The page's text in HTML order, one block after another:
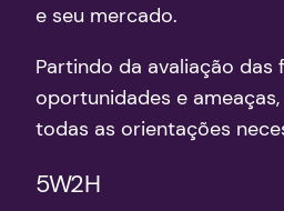
e seu mercado.
Partindo da avaliação das
oportunidades e
todas as orientações
5W2H